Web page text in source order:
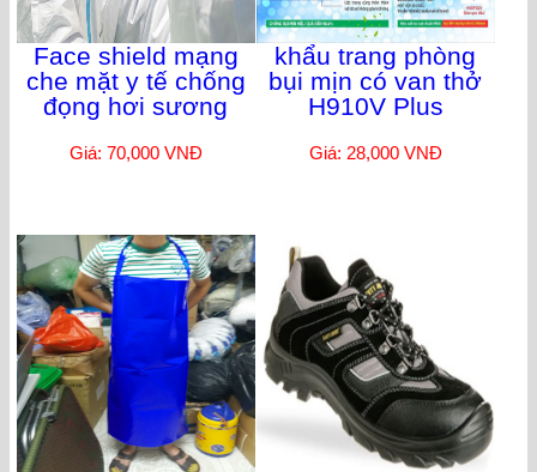
Face shield mạng
che mặt y tế chống
đọng hơi sương
Giá: 70,000 VNĐ
khẩu trang phòng
bụi mịn có van thở
H910V Plus
Giá: 28,000 VNĐ